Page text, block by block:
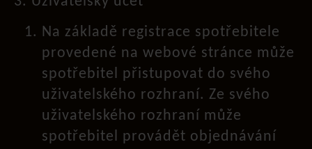
Na základě registrace spotřebitele
provedené na webové stránce může
spotřebitel přistupovat do svého
uživatelského rozhraní. Ze svého
uživatelského rozhraní může
spotřebitel provádět objednávání